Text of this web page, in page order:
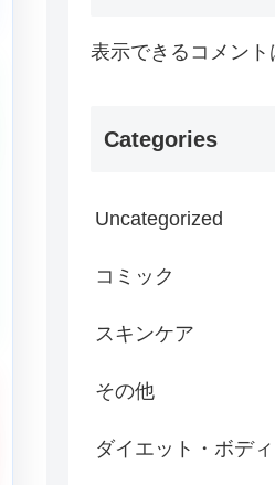
表示できるコメント
Categories
Uncategorized
コミック
スキンケア
その他
ダイエット・ボデ